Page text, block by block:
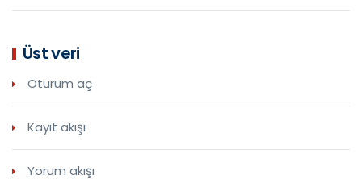
Üst veri
Oturum aç
Kayıt akışı
Yorum akışı